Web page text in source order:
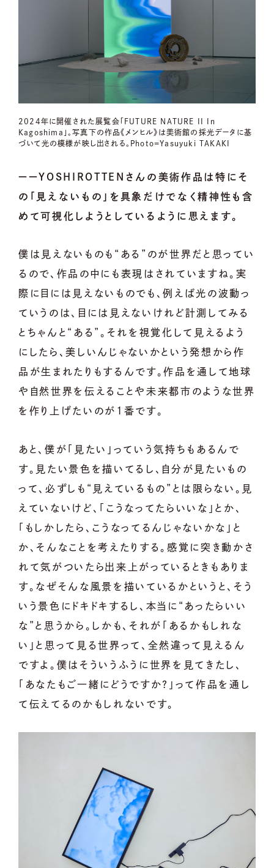
2024年に開催された展覧会「FUTURE NATURE II In
Kagoshima」。写真下の作品《メンヒル》は美術館の採光データに基
づいて光の模様が映し出される。Photo=Yasuyuki TAKAKI
ーーYOSHIROTTENさんの美術作品は特にそ
の「見えないもの」を具象だけでなく精神性も含
めて可視化しようとしているように思えます。
僕は見えないものも“ある”のが世界だと思ってい
るので、作品の中にも表現はされていますね。実
際に目には見えないものでも、例えば光の波動っ
ていうのは、目には見えないけれど計測してみる
とちゃんと“ある”。それを視覚化して見えるよう
にしたら、美しいんじゃないかという発想から作
品が生まれたりもするんです。作品を通して地球
や自然世界を伝えることや未来都市のような世界
を作り上げたいのが1番です。
あと、僕が「見たい」っていう気持ちもあるんで
す。見たい景色を描いてるし、自分が見たいもの
って、必ずしも“見えているもの”とは限らない。見
えていないけど、「こうなってたらいいな」とか、
「もしかしたら、こうなってるんじゃないかな」と
か、そんなことを考えたりする。感覚に突き動かさ
れて気がついたら出来上がっているときもありま
す。なぜそんな風景を描いているかというと、そう
いう景色にドキドキするし、本当に“あったらいい
な”と思うから。しかも、それが「あるかもしれな
い」と思って見る世界って、全然違って見えるん
ですよ。僕はそういうふうに世界を見てきたし、
「あなたもご一緒にどうですか？」って作品を通し
て伝えてるのかもしれないです。